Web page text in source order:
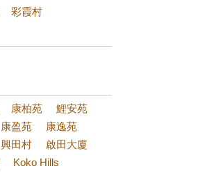
彩霞村
康柏苑
鯉安苑
康盈苑
康逸苑
興田村
啟田大廈
Koko Hills